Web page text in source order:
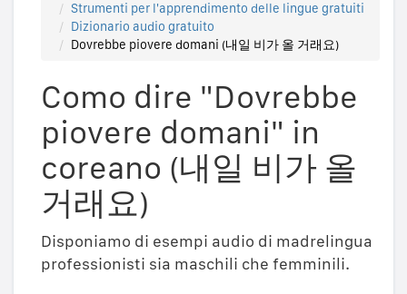
Strumenti per l'apprendimento delle lingue gratuiti
Dizionario audio gratuito
Dovrebbe piovere domani (내일 비가 올 거래요)
Como dire "Dovrebbe
piovere domani" in
coreano (내일 비가 올
거래요)
Disponiamo di esempi audio di madrelingua
professionisti sia maschili che femminili.